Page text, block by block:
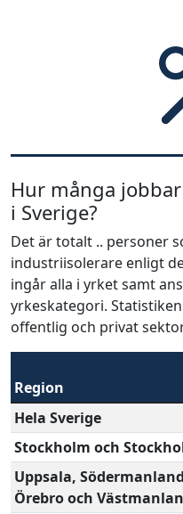
Hur många
i Sverige?
Det är totalt .. personer
industriisolerare enligt
ingår alla i yrket samt
yrkeskategori.
offentlig och privat
Region
Hela Sverige
Stockholm och
Uppsala,
Örebro och